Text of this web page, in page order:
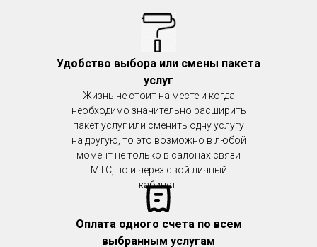
Удобство выбора или смены пакета
услуг
Оплата одного счета по всем
выбранным услугам
Жизнь не стоит на месте и когда
необходимо значительно расширить
пакет услуг или сменить одну услугу
на другую, то это возможно в любой
момент не только в салонах связи
МТС, но и через свой личный
кабинет.